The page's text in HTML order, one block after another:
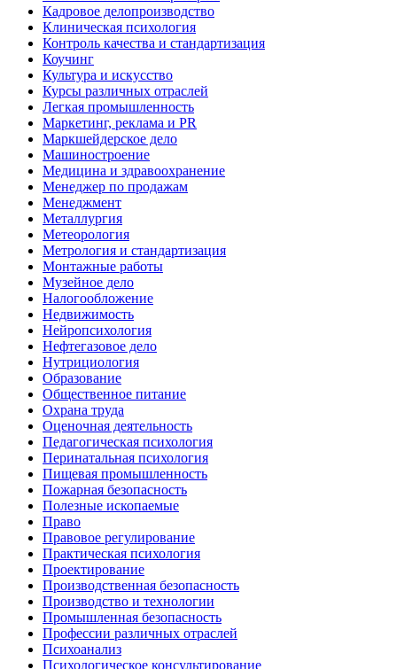
Кадровое делопроизводство
Клиническая психология
Контроль качества и стандартизация
Коучинг
Культура и искусство
Курсы различных отраслей
Легкая промышленность
Маркетинг, реклама и PR
Маркшейдерское дело
Машиностроение
Медицина и здравоохранение
Менеджер по продажам
Менеджмент
Металлургия
Метеорология
Метрология и стандартизация
Монтажные работы
Музейное дело
Налогообложение
Недвижимость
Нейропсихология
Нефтегазовое дело
Нутрициология
Образование
Общественное питание
Охрана труда
Оценочная деятельность
Педагогическая психология
Перинатальная психология
Пищевая промышленность
Пожарная безопасность
Полезные ископаемые
Право
Правовое регулирование
Практическая психология
Проектирование
Производственная безопасность
Производство и технологии
Промышленная безопасность
Профессии различных отраслей
Психоанализ
Психологическое консультирование